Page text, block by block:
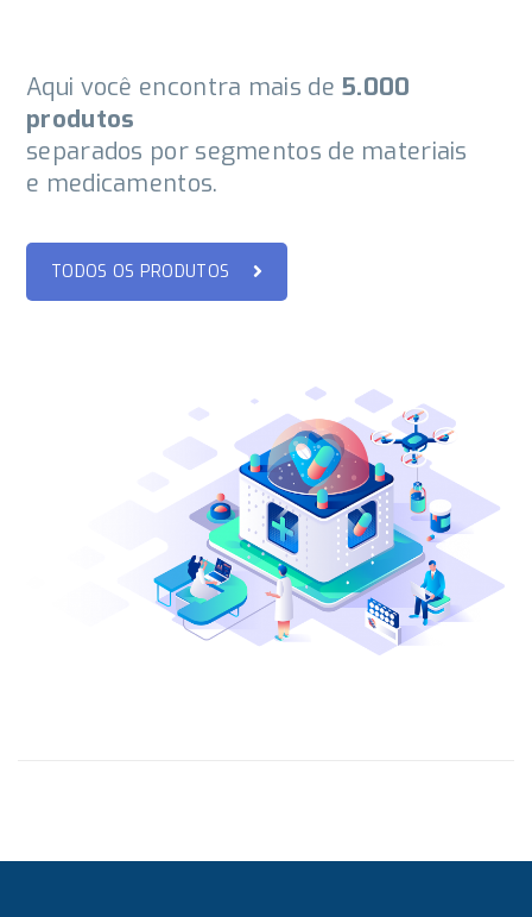
Aqui você encontra mais de 5.000
produtos
separados por segmentos de materiais
e medicamentos.
TODOS OS PRODUTOS